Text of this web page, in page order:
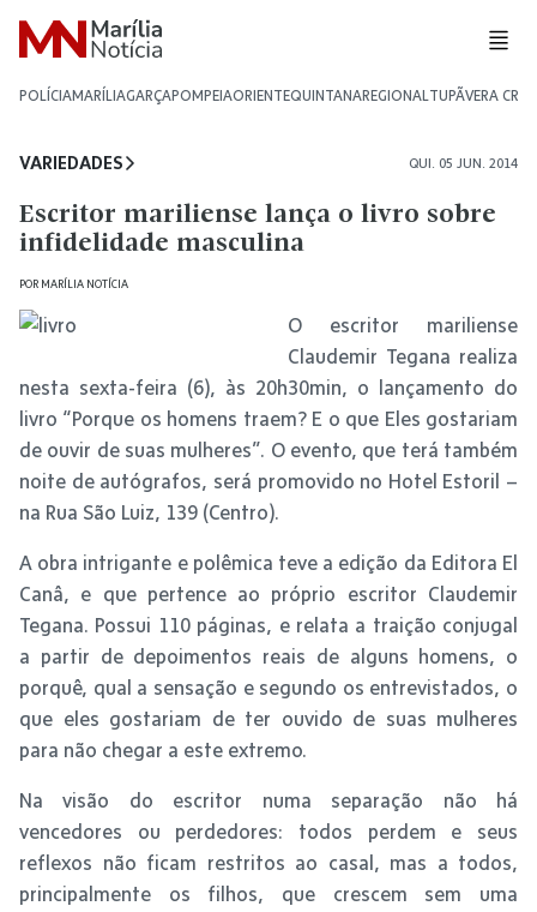
POLÍCIAMARÍLIAGARÇAPOMPEIAORIENTEQUINTANAREGIONALTUPÃVERA CRUZ
VARIEDADES QUI. 05 JUN. 2014
Escritor mariliense lança o livro sobre
infidelidade masculina
POR MARÍLIA NOTÍCIA
O escritor mariliense
Claudemir Tegana realiza
nesta sexta-feira (6), às 20h30min, o lançamento do
livro “Porque os homens traem? E o que Eles gostariam
de ouvir de suas mulheres”. O evento, que terá também
noite de autógrafos, será promovido no Hotel Estoril –
na Rua São Luiz, 139 (Centro).
A obra intrigante e polêmica teve a edição da Editora El
Canâ, e que pertence ao próprio escritor Claudemir
Tegana. Possui 110 páginas, e relata a traição conjugal
a partir de depoimentos reais de alguns homens, o
porquê, qual a sensação e segundo os entrevistados, o
que eles gostariam de ter ouvido de suas mulheres
para não chegar a este extremo.
Na visão do escritor numa separação não há
vencedores ou perdedores: todos perdem e seus
reflexos não ficam restritos ao casal, mas a todos,
principalmente os filhos, que crescem sem uma